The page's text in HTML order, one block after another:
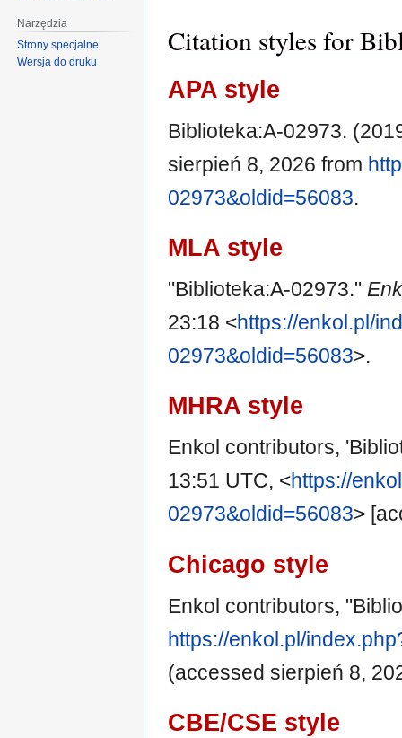
Citation styles for
APA style
Biblioteka:A-02973.
sierpień 8, 2026 from
02973&oldid=56083.
MLA style
"Biblioteka:A-02973."
23:18 <https://enkol.pl/
02973&oldid=56083>.
MHRA style
Enkol contributors,
13:51 UTC, <https://
02973&oldid=56083>
Chicago style
Enkol contributors,
https://enkol.pl/
(accessed sierpień 8,
CBE/CSE style
Narzędzia
Strony specjalne
Wersja do druku